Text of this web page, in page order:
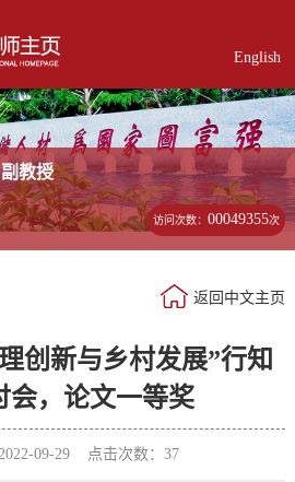
English
副教授
访问次数：00049355次
返回中文主页
创新与乡村发展”行知
会，论文一等奖
09-29 点击次数： 37